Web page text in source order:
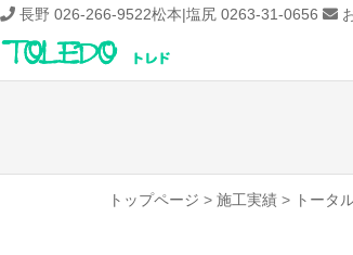
長野 026-266-9522松本|塩尻 0263-31-0656
トップページ > 施工実績 > トータ